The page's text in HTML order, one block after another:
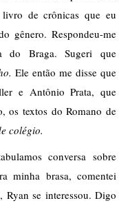
de crônicas que eu
gênero. Respondeu-me
do Braga. Sugeri que
Ele então me disse que
e Antônio Prata, que
os textos do Romano de
colégio.
conversa sobre
minha brasa, comentei
Ryan se interessou. Digo